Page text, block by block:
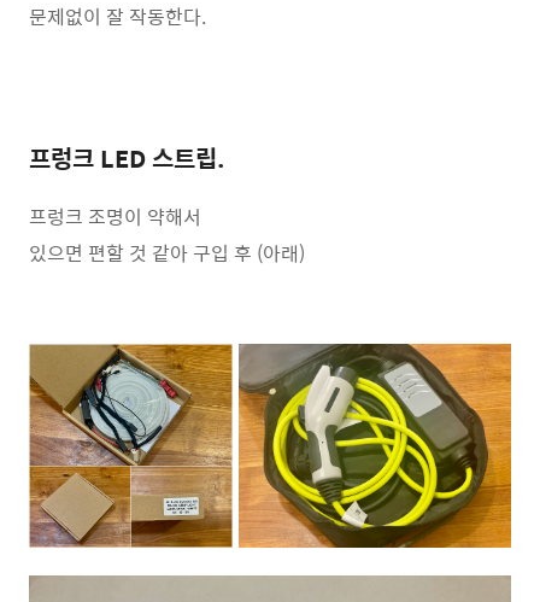
문제없이 잘 작동한다.
프렁크 LED 스트립.
프렁크 조명이 약해서
있으면 편할 것 같아 구입 후 (아래)